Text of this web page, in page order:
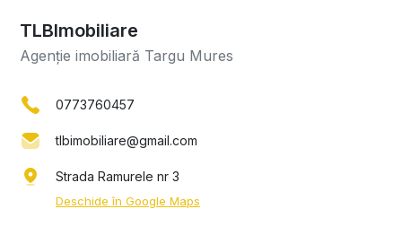
TLBImobiliare
Agenție imobiliară Targu Mures
0773760457
tlbimobiliare@gmail.com
Strada Ramurele nr 3
Deschide în Google Maps